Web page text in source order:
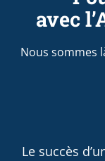
avec
Nous sommes
Le succès